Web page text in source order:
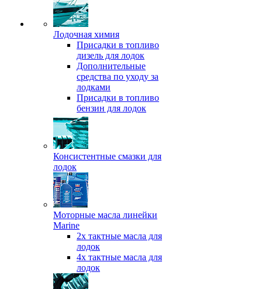
Лодочная химия
Присадки в топливо
дизель для лодок
Дополнительные
средства по уходу за
лодками
Присадки в топливо
бензин для лодок
Консистентные смазки для
лодок
Моторные масла линейки
Marine
2х тактные масла для
лодок
4х тактные масла для
лодок